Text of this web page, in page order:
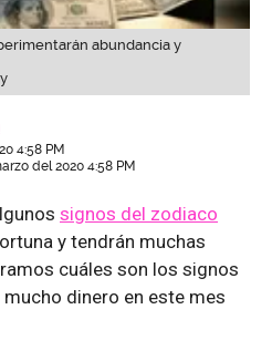
abundancia y
4:58 PM
del 2020 4:58 PM
signos del zodiaco
y tendrán muchas
cuáles son los signos
dinero en este mes